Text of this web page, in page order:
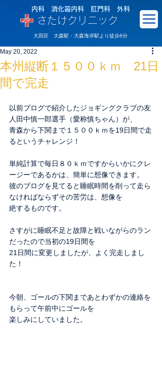
内科 消化器内科 肛門科 外科
さたけクリニック
大田区 大森駅・大森海岸駅より徒歩6分
本州縦断１５００ｋｍ 21日
間で完走
May 20, 2022
以前ブログで紹介したジョギングクラブの友
人田中慎一郎選手（愛称慎ちゃん）が、
青森から下関まで１５００ｋｍを19日間で走
るというチャレンジ！
単純計算で毎日８０ｋｍですからいかにクレ
ージーであるかは、簡単に想像できます。
彼のブログを見てると睡眠時間を削って走ら
なければならずその苦労は、想像を
絶するものです。
さすがに睡眠不足と故障と戦いながらのラン
だったので当初の19日間を
21日間に変更しましたが、よく完走しまし
た！
今朝、ゴールの下関まであとわずかの連絡を
もらって午前中にゴールを
楽しみにしていました。